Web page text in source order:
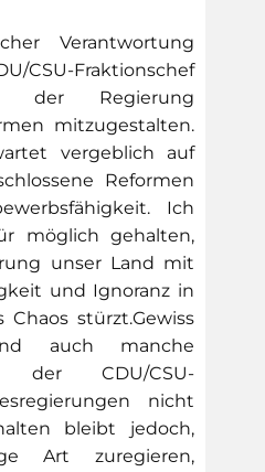
Verantwortung
Fraktionschef
der Regierung
mitzugestalten.
vergeblich auf
Reformen
Ich
möglich gehalten,
unser Land mit
und Ignoranz in
stürzt.Gewiss
auch manche
der CDU/CSU-
nicht
bleibt jedoch,
Art zuregieren,